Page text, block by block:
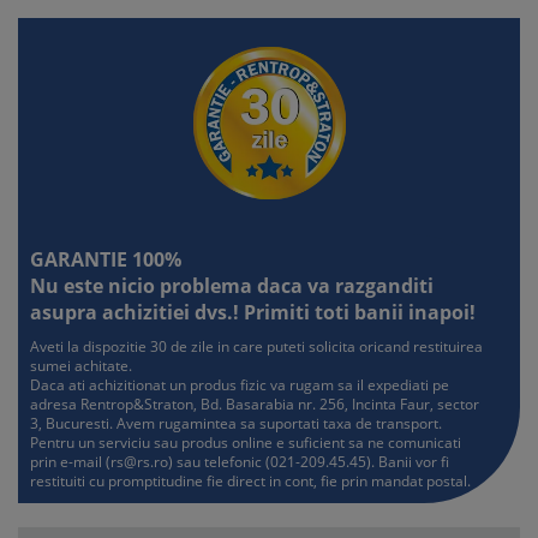
- De ce notele au devenit masura valorii personale
- Ce facem cand frica de esec o blocheaza
- Tehnici de calmare in perioadele de evaluare
- Cum construim motivatia fara presiune
Situatii rezolvate: Inainte de test, in ziua evaluarii si dupa un
- Prima menstruatie si anxietatile asociate
- Imaginea corporala in anii pubertatii
- Discutiile despre sexualitate si consimtamant
- Cum pastram apropierea fara invazie
Aplicatie practica: Calendarul conversatiilor pe etape
Capitolul 14: Siguranta personala
- Limitele corporale si dreptul de a spune "nu"
- Manipularea emotionala si presiunea sociala
- Siguranta online si relatiile virtuale
- Situatiile periculoase si semnalele de alarma
GARANTIE 100%
Nu este nicio problema daca va razganditi
asupra achizitiei dvs.! Primiti toti banii inapoi!
Aveti la dispozitie 30 de zile in care puteti solicita oricand restituirea
sumei achitate.
Daca ati achizitionat un produs fizic va rugam sa il expediati pe
adresa Rentrop&Straton, Bd. Basarabia nr. 256, Incinta Faur, sector
3, Bucuresti. Avem rugamintea sa suportati taxa de transport.
Pentru un serviciu sau produs online e suficient sa ne comunicati
prin e-mail (rs@rs.ro) sau telefonic (021-209.45.45). Banii vor fi
restituiti cu promptitudine fie direct in cont, fie prin mandat postal.